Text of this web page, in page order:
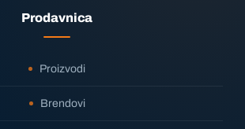
Prodavnica
Proizvodi
Brendovi